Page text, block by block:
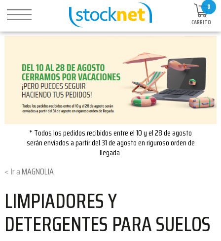
0
CARRITO
* Todos los pedidos recibidos entre el 10 y el 28 de agosto
serán enviados a partir del 31 de agosto en riguroso orden de
llegada.
MAGNOLIA
LIMPIADORES Y
DETERGENTES PARA SUELOS